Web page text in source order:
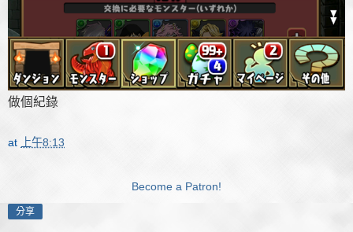
做個紀錄
at 上午8:13
Become a Patron!
分享